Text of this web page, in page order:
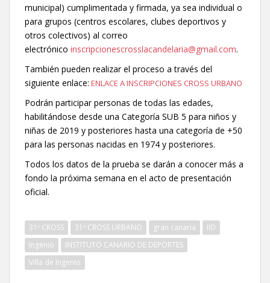
municipal) cumplimentada y firmada, ya sea individual o
para grupos (centros escolares, clubes deportivos y
otros colectivos) al correo
electrónico inscripcionescrosslacandelaria@gmail.com.
También pueden realizar el proceso a través del
siguiente enlace: ENLACE A INSCRIPCIONES CROSS URBANO
Podrán participar personas de todas las edades,
habilitándose desde una Categoría SUB 5 para niños y
niñas de 2019 y posteriores hasta una categoría de +50
para las personas nacidas en 1974 y posteriores.
Todos los datos de la prueba se darán a conocer más a
fondo la próxima semana en el acto de presentación
oficial.
31º CROSS 31º CROSS URBANO gran canaria
IID
Ingenio
INSTITUTO CANARIO DE DEPORTES
Villa de Ingenio